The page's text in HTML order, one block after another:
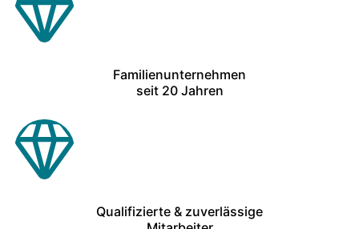
Familienunternehmen
seit 20 Jahren
Qualifizierte & zuverlässige